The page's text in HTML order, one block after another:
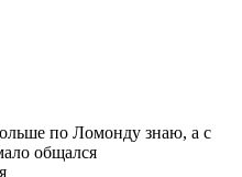
по Ломонду знаю, а с
общался